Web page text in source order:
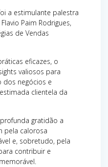
a estimulante palestra
Paim Rodrigues,
de Vendas
eficazes, o
valiosos para
dos negócios e
clientela da
gratidão a
pela calorosa
e, sobretudo, pela
contribuir e